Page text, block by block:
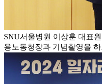
SNU서울병원 이상훈 대표
용노동청장과 기념촬영을